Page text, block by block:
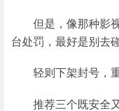
但是，像那种影
台处罚，最好是别去碰
轻则下架封号，
推荐三个既安全